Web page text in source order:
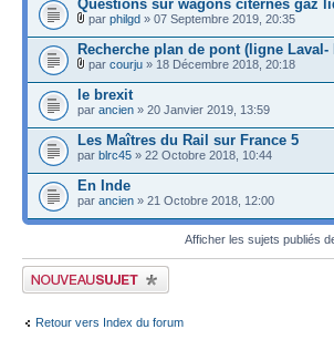
Questions sur wagons citernes gaz
par philgd » 07 Septembre 2019, 20:35
Recherche plan de pont (ligne Laval-
par courju » 18 Décembre 2018, 20:18
le brexit
par ancien » 20 Janvier 2019, 13:59
Les Maîtres du Rail sur France 5
par blrc45 » 22 Octobre 2018, 10:44
En Inde
par ancien » 21 Octobre 2018, 12:00
Afficher les sujets publiés
Publier un nouveau sujet
Retour vers Index du forum